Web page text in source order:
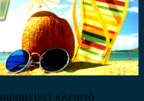
κλειστό